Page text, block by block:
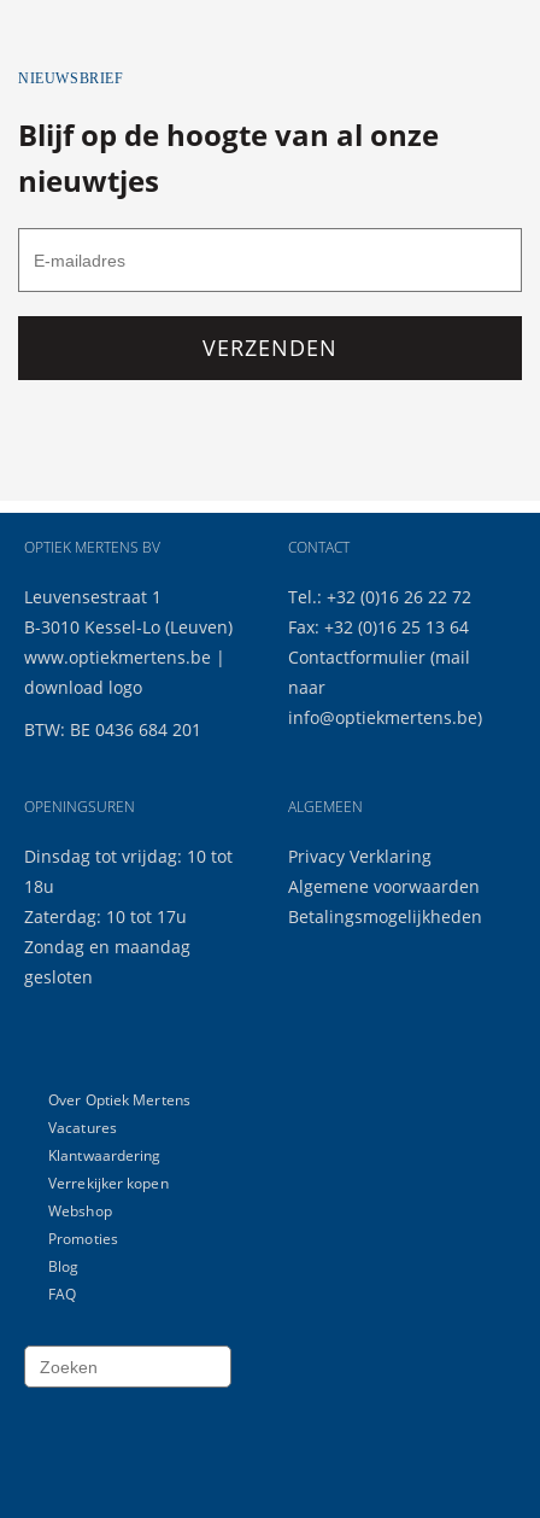
NIEUWSBRIEF
Blijf op de hoogte van al onze
nieuwtjes
VERZENDEN
OPTIEK MERTENS BV
Leuvensestraat 1
B-3010 Kessel-Lo (Leuven)
www.optiekmertens.be |
download logo
BTW: BE 0436 684 201
OPENINGSUREN
Dinsdag tot vrijdag: 10 tot
18u
Zaterdag: 10 tot 17u
Zondag en maandag
gesloten
CONTACT
Tel.: +32 (0)16 26 22 72
Fax: +32 (0)16 25 13 64
Contactformulier (mail
naar
info@optiekmertens.be)
ALGEMEEN
Privacy Verklaring
Algemene voorwaarden
Betalingsmogelijkheden
Over Optiek Mertens
Vacatures
Klantwaardering
Verrekijker kopen
Webshop
Promoties
Blog
FAQ